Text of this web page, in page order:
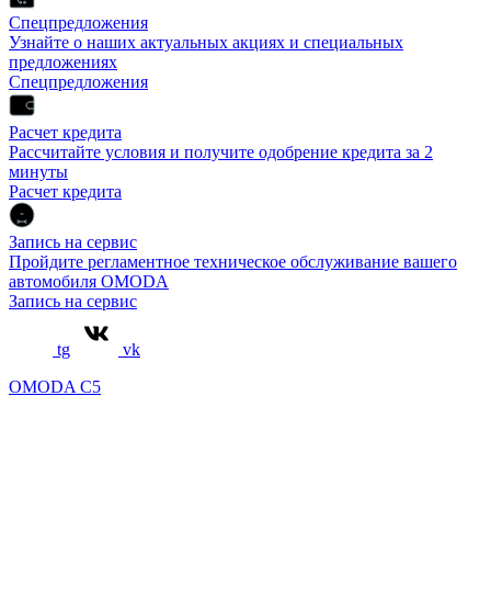
Спецпредложения
Узнайте о наших актуальных акциях и специальных
предложениях
Спецпредложения
Расчет кредита
Рассчитайте условия и получите одобрение кредита за 2
минуты
Расчет кредита
Запись на сервис
Пройдите регламентное техническое обслуживание вашего
автомобиля OMODA
Запись на сервис
tg
vk
OMODA C5